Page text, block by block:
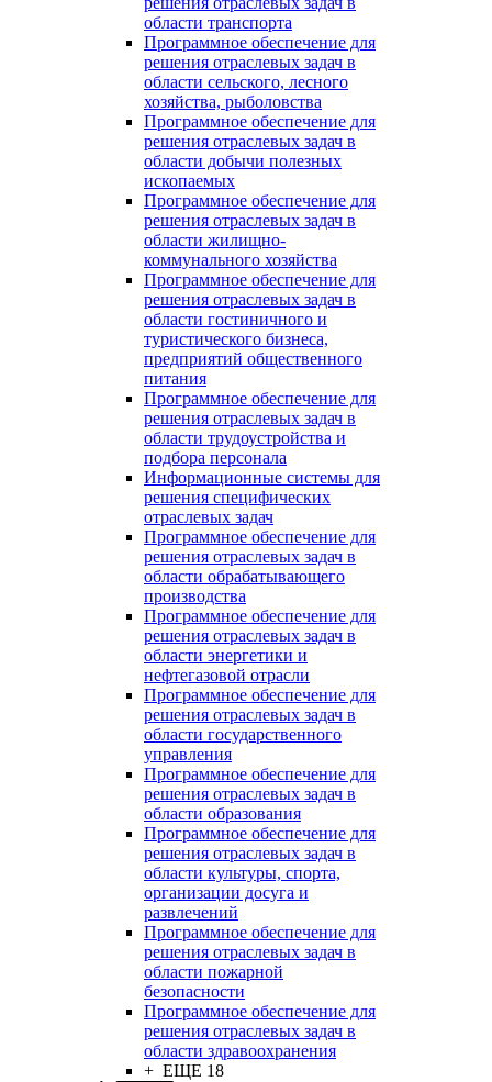
области транспорта
Программное обеспечение для
решения отраслевых задач в
области сельского, лесного
хозяйства, рыболовства
Программное обеспечение для
решения отраслевых задач в
области добычи полезных
ископаемых
Программное обеспечение для
решения отраслевых задач в
области жилищно-
коммунального хозяйства
Программное обеспечение для
решения отраслевых задач в
области гостиничного и
туристического бизнеса,
предприятий общественного
питания
Программное обеспечение для
решения отраслевых задач в
области трудоустройства и
подбора персонала
Информационные системы для
решения специфических
отраслевых задач
Программное обеспечение для
решения отраслевых задач в
области обрабатывающего
производства
Программное обеспечение для
решения отраслевых задач в
области энергетики и
нефтегазовой отрасли
Программное обеспечение для
решения отраслевых задач в
области государственного
управления
Программное обеспечение для
решения отраслевых задач в
области образования
Программное обеспечение для
решения отраслевых задач в
области культуры, спорта,
организации досуга и
развлечений
Программное обеспечение для
решения отраслевых задач в
области пожарной
безопасности
Программное обеспечение для
решения отраслевых задач в
области здравоохранения
+ ЕЩЕ 18